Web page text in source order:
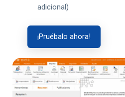
adicional)
¡Pruébalo ahora!